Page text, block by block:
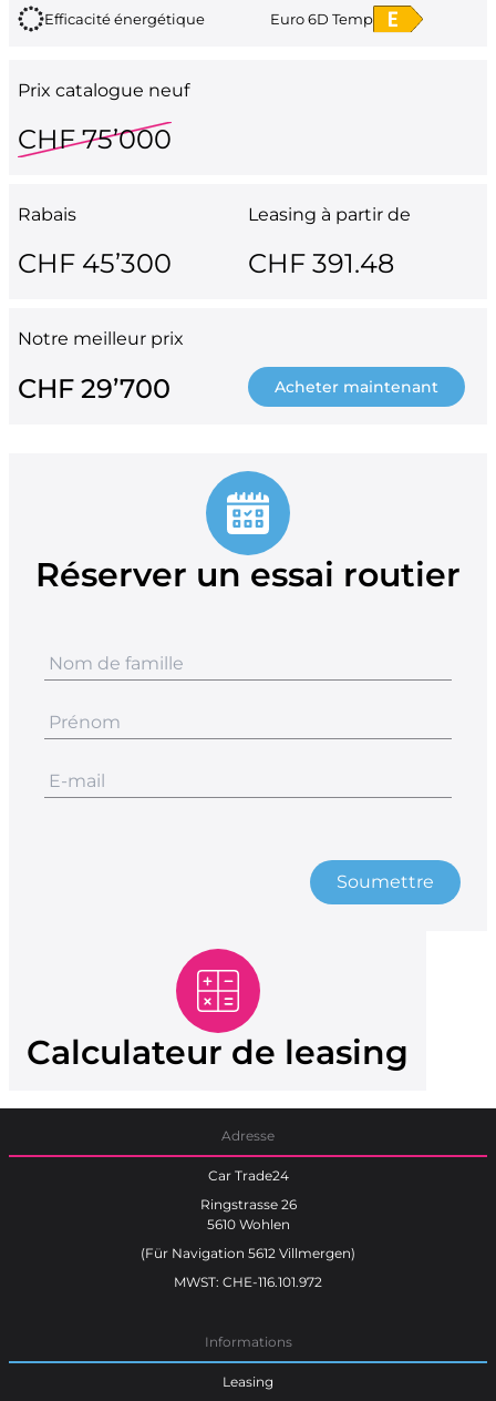
Efficacité énergétique Euro 6D Temp
Prix catalogue neuf
CHF 75’000
Rabais
CHF 45’300
Leasing à partir de
CHF 391.48
Notre meilleur prix
CHF 29’700 Acheter maintenant
Réserver un essai routier
Soumettre
Calculateur de leasing
Adresse
Car Trade24
Ringstrasse 26
5610 Wohlen
(Für Navigation 5612 Villmergen)
MWST: CHE-116.101.972
Informations
Leasing